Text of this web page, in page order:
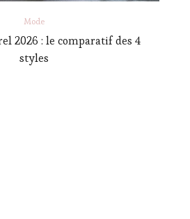
Mode
2026 : le comparatif des 4
styles